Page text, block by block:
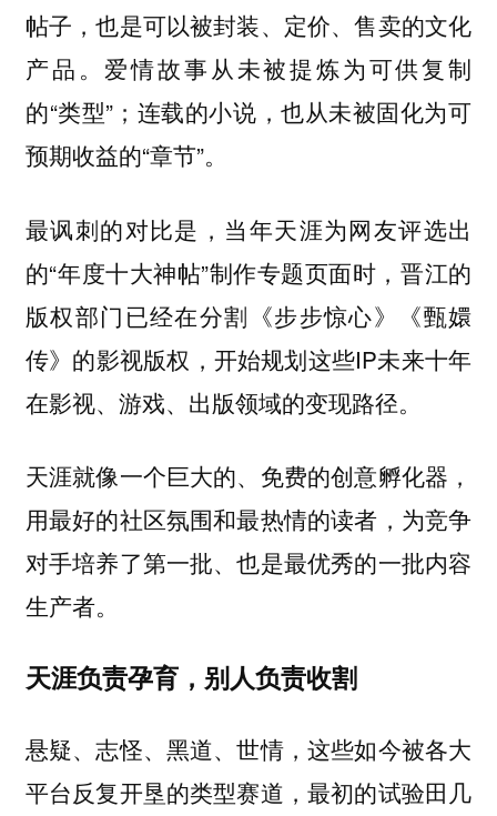
帖子，也是可以被封装、定价、售卖的文化
产品。爱情故事从未被提炼为可供复制
的“类型”；连载的小说，也从未被固化为可
预期收益的“章节”。
最讽刺的对比是，当年天涯为网友评选出
的“年度十大神帖”制作专题页面时，晋江的
版权部门已经在分割《步步惊心》《甄嬛
传》的影视版权，开始规划这些IP未来十年
在影视、游戏、出版领域的变现路径。
天涯就像一个巨大的、免费的创意孵化器，
用最好的社区氛围和最热情的读者，为竞争
对手培养了第一批、也是最优秀的一批内容
生产者。
天涯负责孕育，别人负责收割
悬疑、志怪、黑道、世情，这些如今被各大
平台反复开垦的类型赛道，最初的试验田几